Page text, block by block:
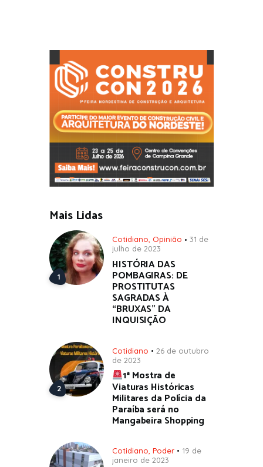
Mais Lidas
Cotidiano, Opinião
31 de
julho de 2023
HISTÓRIA DAS
POMBAGIRAS: DE
PROSTITUTAS
SAGRADAS À
“BRUXAS” DA
INQUISIÇÃO
Cotidiano
26 de outubro
de 2023
1ª Mostra de
Viaturas Históricas
Militares da Polícia da
Paraíba será no
Mangabeira Shopping
Cotidiano Poder
19 de
janeiro de 2023